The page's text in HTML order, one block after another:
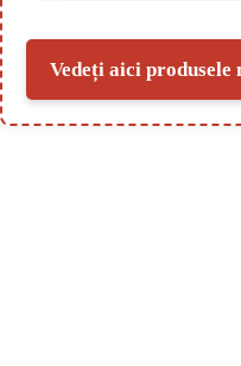
Vedeți aici produsele